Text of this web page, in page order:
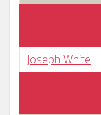
Joseph White